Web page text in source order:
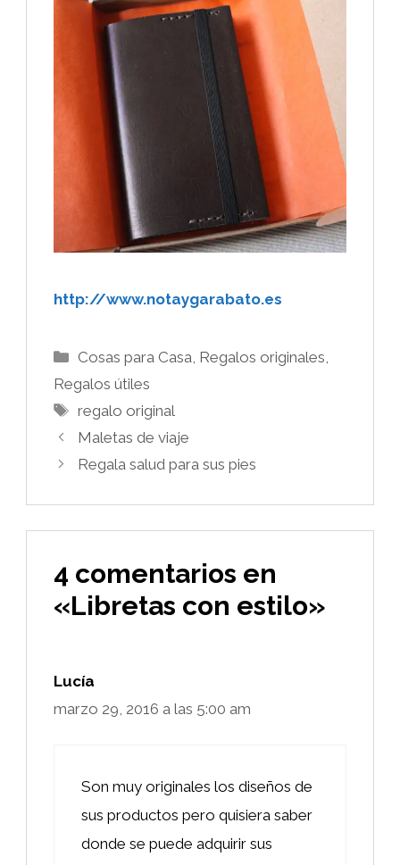
http://www.notaygarabato.es
Categorías
Cosas para Casa Regalos originales
Regalos útiles
Etiquetas
regalo original
Maletas de viaje
Regala salud para sus pies
4 comentarios en
«Libretas con estilo»
Lucía
marzo 29, 2016 a las 5:00 am
Son muy originales los diseños de
sus productos pero quisiera saber
donde se puede adquirir sus